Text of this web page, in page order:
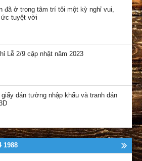
đã ở trong tâm trí tôi một kỳ nghỉ vui,
tuyệt vời
Lễ 2/9 cập nhật năm 2023
dán tường nhập khẩu và tranh dán
1988